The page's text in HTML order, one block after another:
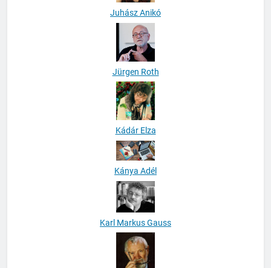
Juhász Anikó
Jürgen Roth
Kádár Elza
Kánya Adél
Karl Markus Gauss